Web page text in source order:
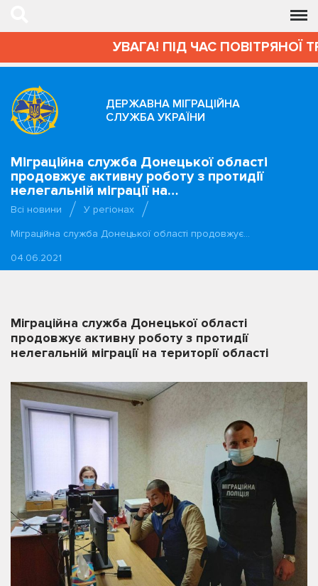
УВАГА! ПІД ЧАС ПОВІТРЯНОЇ
ДЕРЖАВНА МІГРАЦІЙНА
СЛУЖБА УКРАЇНИ
Міграційна служба Донецької області
продовжує активну роботу з протидії
нелегальній міграції на…
Всі новини
У регіонах
Міграційна служба Донецької області продовжує…
04.06.2021
Міграційна служба Донецької області
продовжує активну роботу з протидії
нелегальній міграції на території області